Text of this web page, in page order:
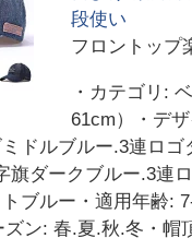
段使い
フロントップ
・カテゴリ:
61cm）・デ
ミドルブルー.3連ロ
旗ダークブルー.3連
ブルー・適用年齢:
ズン: 春.夏.秋.冬・